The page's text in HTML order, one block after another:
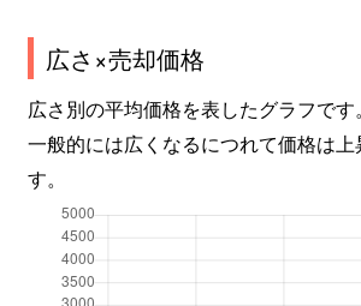
広さ×売却価格
広さ別の平均価格を表したグラフです。
一般的には広くなるにつれて価格は上
す。